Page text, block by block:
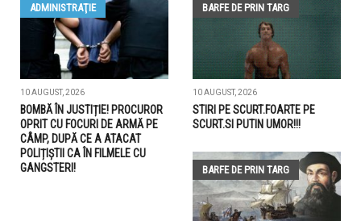
ADMINISTRAŢIE
10 AUGUST, 2026
BOMBĂ ÎN JUSTIȚIE! PROCUROR
OPRIT CU FOCURI DE ARMĂ PE
CÂMP, DUPĂ CE A ATACAT
POLIȚIȘTII CA ÎN FILMELE CU
GANGSTERI!
BARFE DE PRIN TARG
10 AUGUST, 2026
STIRI PE SCURT.FOARTE PE
SCURT.SI PUTIN UMOR!!!
BARFE DE PRIN TARG